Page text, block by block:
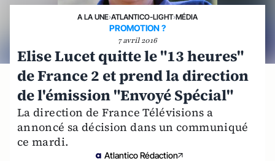
A LA UNE›ATLANTICO-LIGHT›MÉDIA
PROMOTION ?
7 avril 2016
Elise Lucet quitte le "13 heures"
de France 2 et prend la direction
de l'émission "Envoyé Spécial"
La direction de France Télévisions a
annoncé sa décision dans un communiqué
ce mardi.
Atlantico Rédaction